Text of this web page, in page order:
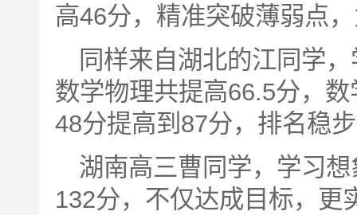
高46分，精准突破薄弱点
同样来自湖北的江同学
数学物理共提高66.5分，
48分提高到87分，排名稳
湖南高三曹同学，学习
132分，不仅达成目标，更